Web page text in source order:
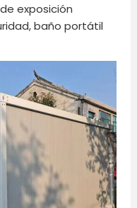
exposición
baño portátil